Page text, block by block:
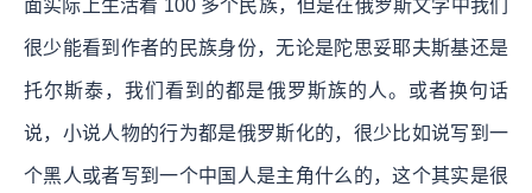
面实际上生活着 100 多个民族，但是在俄罗斯文学中我们
很少能看到作者的民族身份，无论是陀思妥耶夫斯基还是
托尔斯泰，我们看到的都是俄罗斯族的人。或者换句话
说，小说人物的行为都是俄罗斯化的，很少比如说写到一
个黑人或者写到一个中国人是主角什么的，这个其实是很